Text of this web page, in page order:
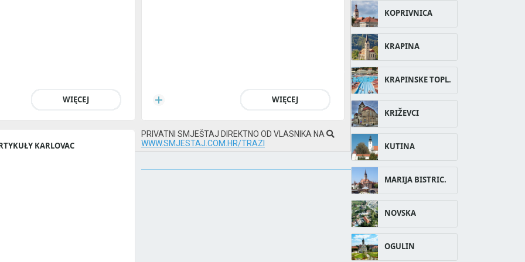
WIĘCEJ
KARLOVAC
WIĘCEJ
PRIVATNI SMJEŠTAJ DIREKTNO OD VLASNIKA NA
WWW.SMJESTAJ.COM.HR/TRAZI
KOPRIVNICA
KRAPINA
KRAPINSKE TOPL.
KRIŽEVCI
KUTINA
MARIJA BISTRIC.
NOVSKA
OGULIN